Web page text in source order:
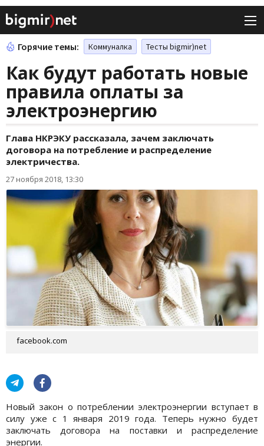
Горячие темы: Коммуналка Тесты bigmir)net
Как будут работать новые
правила оплаты за
электроэнергию
Глава НКРЭКУ рассказала, зачем заключать
договора на потребление и распределение
электричества.
27 ноября 2018, 13:30
facebook.com
Новый закон о потреблении электроэнергии вступает в
силу уже с 1 января 2019 года. Теперь нужно будет
заключать договора на поставки и распределение
энергии.